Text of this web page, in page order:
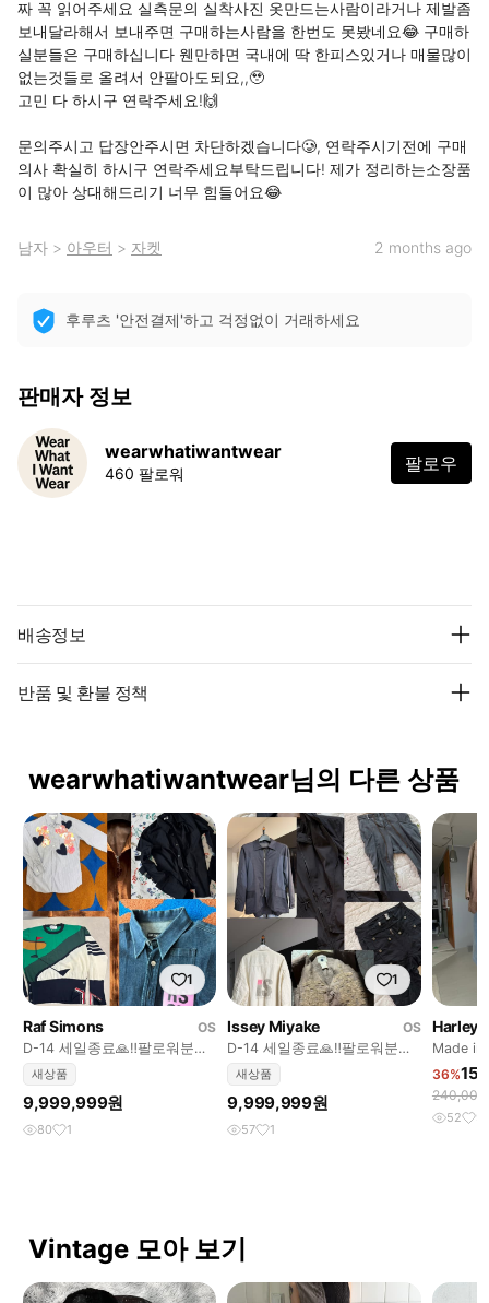
짜 꼭 읽어주세요 실측문의 실착사진 옷만드는사람이라거나 제발좀
보내달라해서 보내주면 구매하는사람을 한번도 못봤네요😂 구매하
실분들은 구매하십니다 웬만하면 국내에 딱 한피스있거나 매물많이
없는것들로 올려서 안팔아도되요,,🥹
고민 다 하시구 연락주세요!🙌
문의주시고 답장안주시면 차단하겠습니다🥲, 연락주시기전에 구매
의사 확실히 하시구 연락주세요부탁드립니다! 제가 정리하는소장품
이 많아 상대해드리기 너무 힘들어요😂
남자 > 아우터 > 자켓 2 months ago
후루츠 '안전결제'하고 걱정없이 거래하세요
판매자 정보
wearwhatiwantwear
460 팔로워 팔로우
배송정보
반품 및 환불 정책
wearwhatiwantwear님의 다른 상품
1
Raf Simons
OS
D-14 세일종료🙏‼️팔로워분들
택포🙌
새상품
9,999,999원
80 1
1
Issey Miyake
OS
D-14 세일종료🙏‼️팔로워분들
택포🙌
새상품
9,999,999원
57 1
Harley
Made
이비슨
36%
240,000
52 9
Vintage 모아 보기